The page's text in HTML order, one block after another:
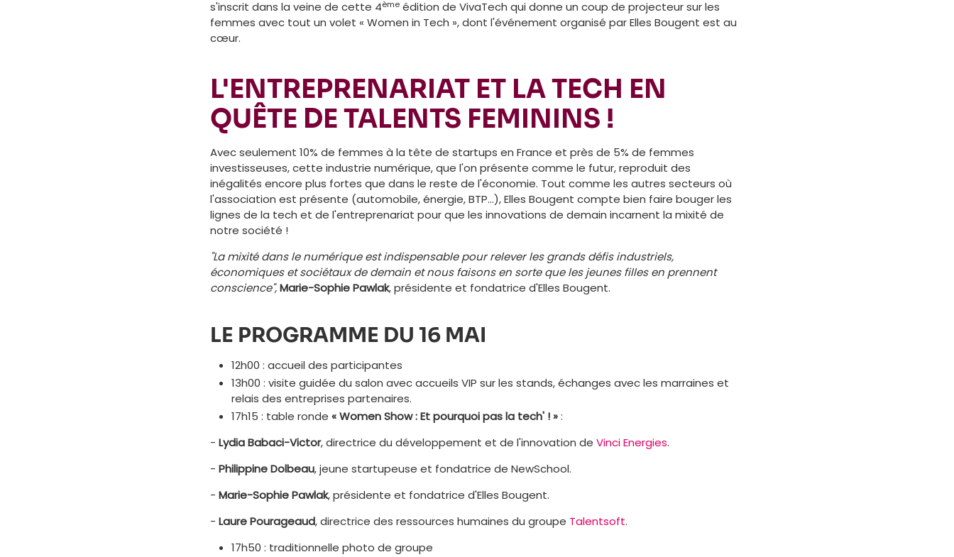
s'inscrit dans la veine de cette 4èmeédition de VivaTech qui donne un coup de projecteur sur les
femmes avec tout un volet « Women in Tech », dont l'événement organisé par Elles Bougent est au
cœur.
L'ENTREPRENARIAT ET LA TECH EN
QUÊTE DE TALENTS FEMININS !
Avec seulement 10% de femmes à la tête de startups en France et près de 5% de femmes
investisseuses, cette industrie numérique, que l'on présente comme le futur, reproduit des
inégalités encore plus fortes que dans le reste de l'économie. Tout comme les autres secteurs où
l'association est présente (automobile, énergie, BTP…), Elles Bougent compte bien faire bouger les
lignes de la tech et de l'entreprenariat pour que les innovations de demain incarnent la mixité de
notre société !
"La mixité dans le numérique est indispensable pour relever les grands défis industriels,
économiques et sociétaux de demain et nous faisons en sorte que les jeunes filles en prennent
conscience",Marie-Sophie Pawlak, présidente et fondatrice d'Elles Bougent.
LE PROGRAMME DU 16 MAI
12h00 : accueil des participantes
13h00 : visite guidée du salon avec accueils VIP sur les stands, échanges avec les marraines et
relais des entreprises partenaires.
17h15 : table ronde « Women Show : Et pourquoi pas la tech' ! »:
- Lydia Babaci-Victor, directrice du développement et de l'innovation de Vinci Energies.
- Philippine Dolbeau, jeune startupeuse et fondatrice de NewSchool.
- Marie-Sophie Pawlak, présidente et fondatrice d'Elles Bougent.
- Laure Pourageaud, directrice des ressources humaines du groupe Talentsoft.
17h50 : traditionnelle photo de groupe